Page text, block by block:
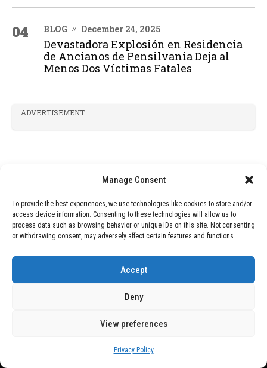
Manage Consent
To provide the best experiences, we use technologies like cookies to store and/or
access device information. Consenting to these technologies will allow us to
process data such as browsing behavior or unique IDs on this site. Not consenting
or withdrawing consent, may adversely affect certain features and functions.
Accept
Deny
View preferences
Privacy Policy
04 BLOG December 24, 2025
Devastadora Explosión en Residencia
de Ancianos de Pensilvania Deja al
Menos Dos Víctimas Fatales
ADVERTISEMENT